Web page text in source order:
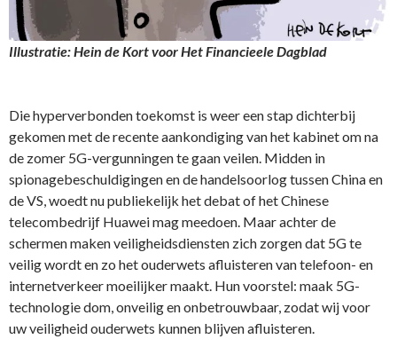
Illustratie: Hein de Kort voor Het Financieele Dagblad
Die hyperverbonden toekomst is weer een stap dichterbij
gekomen met de recente aankondiging van het kabinet om na
de zomer 5G-vergunningen te gaan veilen. Midden in
spionagebeschuldigingen en de handelsoorlog tussen China en
de VS, woedt nu publiekelijk het debat of het Chinese
telecombedrijf Huawei mag meedoen. Maar achter de
schermen maken veiligheidsdiensten zich zorgen dat 5G te
veilig wordt en zo het ouderwets afluisteren van telefoon- en
internetverkeer moeilijker maakt. Hun voorstel: maak 5G-
technologie dom, onveilig en onbetrouwbaar, zodat wij voor
uw veiligheid ouderwets kunnen blijven afluisteren.